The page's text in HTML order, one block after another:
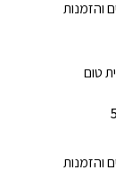
והזמנות
והזמנות